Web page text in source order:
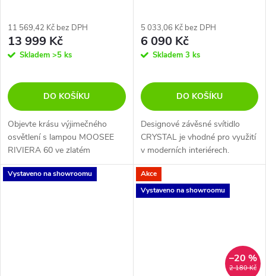
11 569,42 Kč bez DPH
13 999 Kč
Skladem >5 ks
DO KOŠÍKU
Objevte krásu výjimečného
osvětlení s lampou MOOSEE
RIVIERA 60 ve zlatém
provedení. Tato designová
závěsná lampa se stane
5 033,06 Kč bez DPH
6 090 Kč
Skladem 3 ks
DO KOŠÍKU
Designové závěsné svítidlo
CRYSTAL je vhodné pro využití
v moderních interiérech.
Vystaveno na showroomu
Akce
Vystaveno na showroomu
2 180 Kč
–20 %